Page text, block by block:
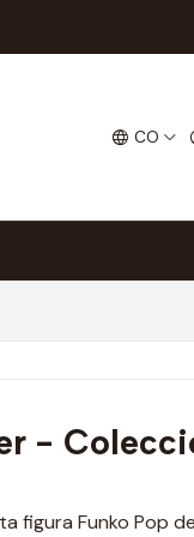
CO
Kelloggs
-
figura Funko Pop de